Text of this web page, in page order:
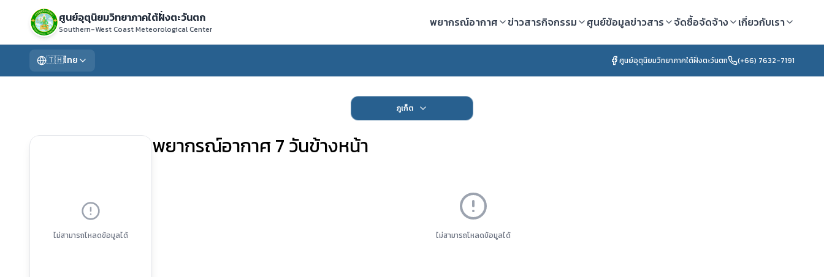
ศูนย์อุตุนิยมวิทยาภาคใต้ฝั่งตะวันตก
Southern-West Coast Meteorological Center พยากรณ์อากาศ ข่าวสารกิจกรรม ศูนย์ข้อมูลข่าวสาร จัดซื้อจัดจ้าง เกี่ยวกับเรา
🇹🇭ไทย ศูนย์อุตุนิยมวิทยาภาคใต้ฝั่งตะวันตก (+66) 7632-7191
ภูเก็ต
ไม่สามารถโหลดข้อมูลได้
พยากรณ์อากาศ 7 วันข้างหน้า
ไม่สามารถโหลดข้อมูลได้